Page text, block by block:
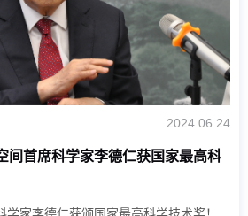
2024.06.24
间首席科学家李德仁获国家最高科